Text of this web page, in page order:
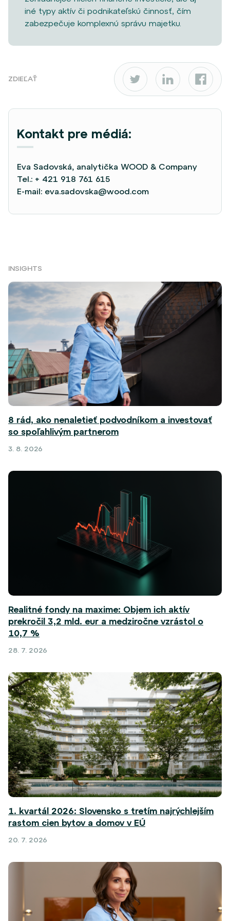
ZDIEĽAŤ
iné typy aktív či podnikateľskú činnosť, čím
zabezpečuje komplexnú správu majetku.
Kontakt pre médiá:
Eva Sadovská, analytička WOOD & Company
Tel.: + 421 918 761 615
E-mail: eva.sadovska@wood.com
INSIGHTS
8 rád, ako nenaletieť podvodníkom a investovať
so spoľahlivým partnerom
3. 8. 2026
Realitné fondy na maxime: Objem ich aktív
prekročil 3,2 mld. eur a medziročne vzrástol o
10,7 %
28. 7. 2026
1. kvartál 2026: Slovensko s tretím najrýchlejším
rastom cien bytov a domov v EÚ
20. 7. 2026